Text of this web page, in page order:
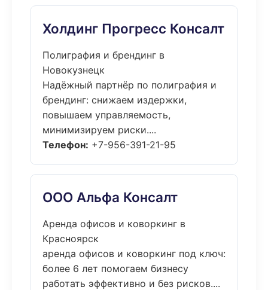
Холдинг Прогресс Консалт
Полиграфия и брендинг в
Новокузнецк
Надёжный партнёр по полиграфия и
брендинг: снижаем издержки,
повышаем управляемость,
минимизируем риски....
Телефон: +7-956-391-21-95
ООО Альфа Консалт
Аренда офисов и коворкинг в
Красноярск
аренда офисов и коворкинг под ключ:
более 6 лет помогаем бизнесу
работать эффективно и без рисков....